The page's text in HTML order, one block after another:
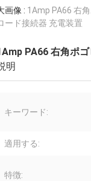
画像 : 1Amp PA66 右
ード接続器 充電装置
PA66 右角ポ
明
キーワード:
適用する:
特徴: